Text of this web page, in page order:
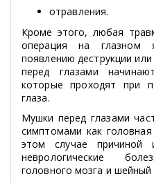
отравления.
Кроме этого, любая
операция на глазном
появлению деструкции
перед глазами
которые проходят при
глаза.
Мушки перед глазами
симптомами как
этом случае причиной
неврологические
головного мозга и шейный